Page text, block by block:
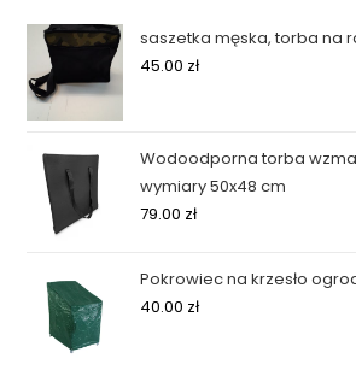
saszetka męska, torba na
45.00 zł
Wodoodporna torba
wymiary 50x48 cm
79.00 zł
Pokrowiec na krzesło
40.00 zł